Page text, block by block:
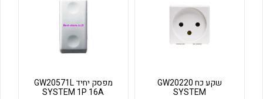
שקע כח GW20220
SYSTEM
מפסק יחיד GW20571L
SYSTEM 1P 16A